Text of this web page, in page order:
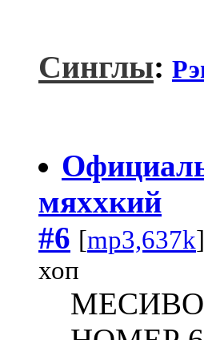
Синглы:
мяххкий
#6 [mp3,637k
хоп
МЕСИВО